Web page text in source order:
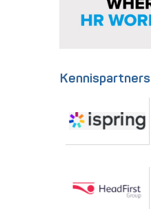
Kennispartners